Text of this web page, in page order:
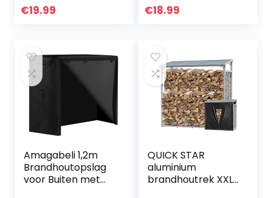
Cover voor Patio
€19.99
Volledige Doos
€18.99
Amagabeli 1,2m
Brandhoutopslag
voor Buiten met
QUICK STAR
aluminium
brandhoutrek XXL